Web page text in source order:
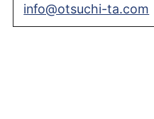
info@otsuchi-ta.com